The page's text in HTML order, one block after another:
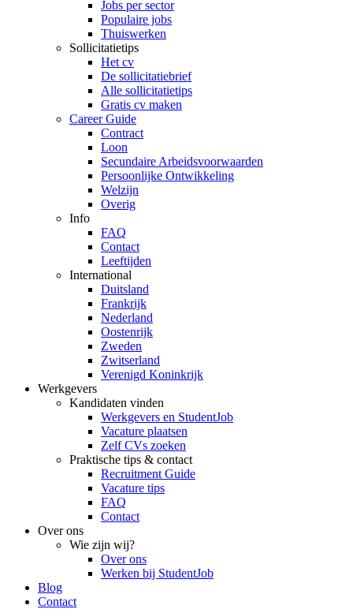
Jobs per sector
Populaire jobs
Thuiswerken
Sollicitatietips
Het cv
De sollicitatiebrief
Alle sollicitatietips
Gratis cv maken
Career Guide
Contract
Loon
Secundaire Arbeidsvoorwaarden
Persoonlijke Ontwikkeling
Welzijn
Overig
Info
FAQ
Contact
Leeftijden
International
Duitsland
Frankrijk
Nederland
Oostenrijk
Zweden
Zwitserland
Verenigd Koninkrijk
Werkgevers
Kandidaten vinden
Werkgevers en StudentJob
Vacature plaatsen
Zelf CVs zoeken
Praktische tips & contact
Recruitment Guide
Vacature tips
FAQ
Contact
Over ons
Wie zijn wij?
Over ons
Werken bij StudentJob
Blog
Contact